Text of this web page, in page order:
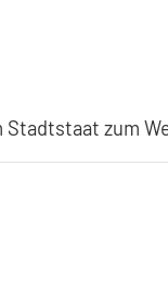
Stadtstaat zum